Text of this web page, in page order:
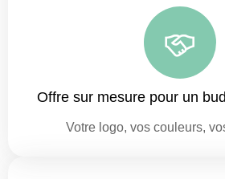
Offre sur mesure pour un
Votre logo, vos couleurs,